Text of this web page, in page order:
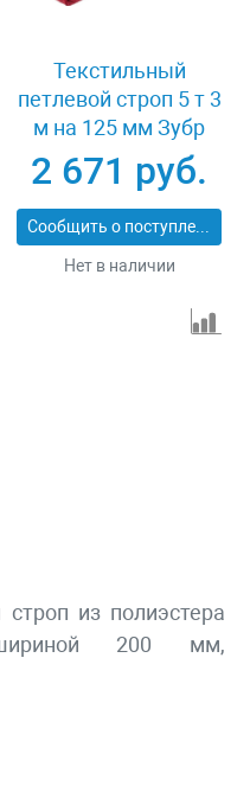
Текстильный
петлевой строп 5 т 3
м на 125 мм Зубр
43555-5-3
2 671 руб.
Сообщить о поступлении
Нет в наличии
из полиэстера
200 мм,